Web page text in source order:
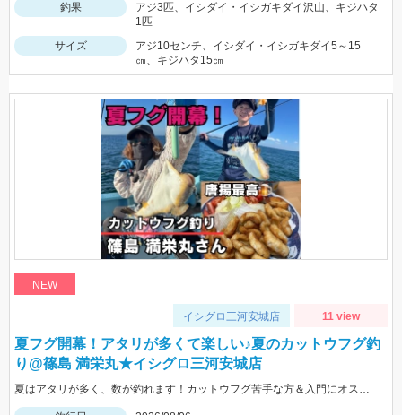
釣果
アジ3匹、イシダイ・イシガキダイ沢山、キジハタ
1匹
サイズ
アジ10センチ、イシダイ・イシガキダイ5～15
㎝、キジハタ15㎝
NEW
イシグロ三河安城店 11 view
夏フグ開幕！アタリが多くて楽しい♪夏のカットウフグ釣
り@篠島 満栄丸★イシグロ三河安城店
夏はアタリが多く、数が釣れます！カットウフグ苦手な方＆入門にオススメですよ～